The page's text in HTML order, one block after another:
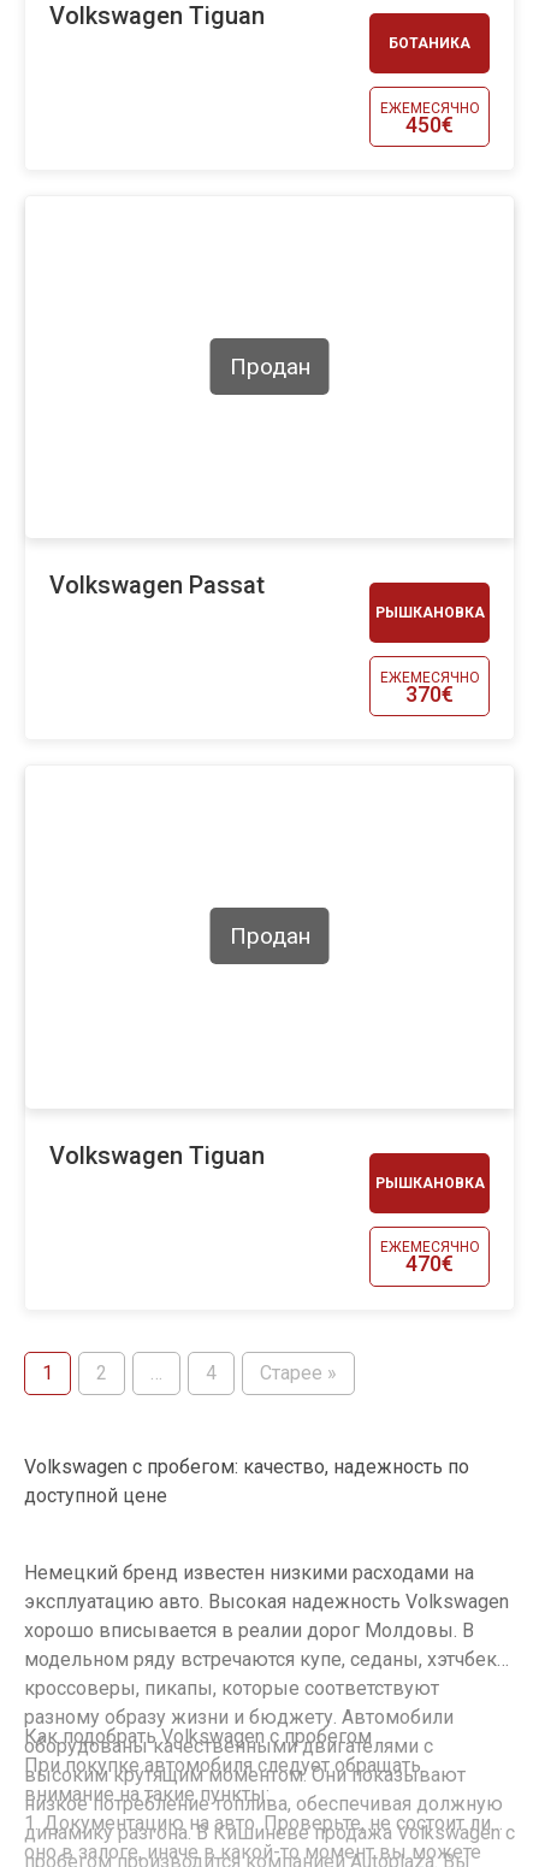
БОТАНИКА
ЕЖЕМЕСЯЧНО
450€
Volkswagen Tiguan
РЫШКАНОВКА
ЕЖЕМЕСЯЧНО
370€
Продан
Volkswagen Passat
РЫШКАНОВКА
ЕЖЕМЕСЯЧНО
470€
Продан
Volkswagen Tiguan
1 2 4 Старее »
Volkswagen с пробегом: качество, надежность по
доступной цене
Немецкий бренд известен низкими расходами на
эксплуатацию авто. Высокая надежность Volkswagen
хорошо вписывается в реалии дорог Молдовы. В
модельном ряду встречаются купе, седаны, хэтчбеки,
кроссоверы, пикапы, которые соответствуют
разному образу жизни и бюджету. Автомобили
оборудованы качественными двигателями с
высоким крутящим моментом. Они показывают
низкое потребление топлива, обеспечивая должную
динамику разгона. В Кишиневе продажа Volkswagen с
пробегом производится компанией Autoplaza. Вы
Как подобрать Volkswagen с пробегом
При покупке автомобиля следует обращать
внимание на такие пункты:
1. Документацию на авто. Проверьте, не состоит ли
оно в залоге, иначе в какой-то момент вы можете